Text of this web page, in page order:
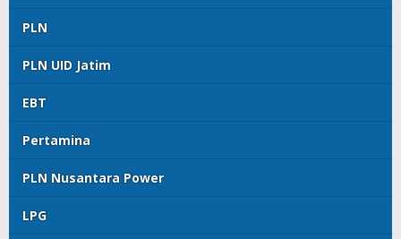
PLN
PLN UID Jatim
EBT
Pertamina
PLN Nusantara Power
LPG